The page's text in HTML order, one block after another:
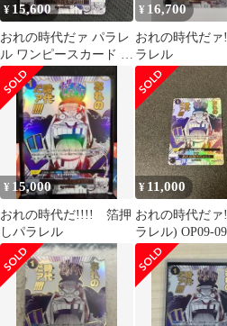
¥ 15,600
おれの時代だァ パラレ
ル ワンピースカード イ
ベント 箔押し
¥ 16,700
おれの時代だ
ラレル
¥ 15,000
おれの時代だ!!!! 箔押
しパラレル
¥ 11,000
おれの時代だ
ラレル) OP09-